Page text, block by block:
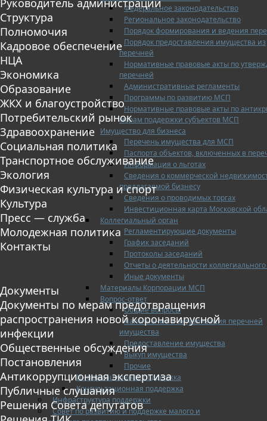
Федеральное законодательство
Региональное законодательство
Порядок формирования и ведения
Порядок предоставления имущества из
перечней
Нормативные правовые акты по
перечней
Административные регламенты
Программы по развитию МСП
Нормативные правовые акты по
мерам поддержки субъектов МСП
Имущество для бизнеса
Перечень имущества для МСП
Паспорта объектов, включенных в
Информация о льготах
Сведения о коммерческой
предлагаемой бизнесу
Сведения о проводимых торгах
Инвестиционная карта Московской
Коллегиальный орган
Регламентирующие документы
График заседаний
Протоколы заседаний
Отчеты о деятельности
Иные документы
Материалы Корпорации МСП
Вопрос-ответ
Общие вопросы
Наполнение и актуализация перечней
имущества
Предоставление имущества
Выкуп имущества
Прочие
Информационная поддержка
Консультационная поддержка
Инфраструктура поддержки
Совет по развитию и поддержке малого и
Руководитель администрации
Структура
Полномочия
Кадровое обеспечение
НЦА
Экономика
Образование
ЖКХ и благоустройство
Потребительский рынок
Здравоохранение
Социальная политика
Транспортное обслуживание
Экология
Физическая культура и спорт
Культура
Пресс — служба
Молодежная политика
Контакты
Документы
Документы по мерам предотвращения
распространения новой коронавирусной
инфекции
Общественные обсуждения
Постановления
Антикоррупционная экспертиза
Публичные слушания
Решения Совета депутатов